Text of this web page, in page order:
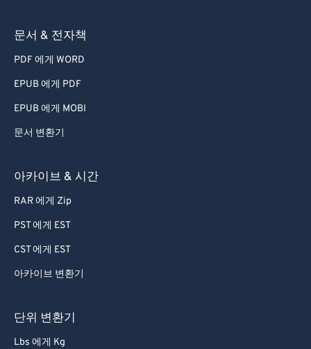
문서 & 전자책
PDF 에게 WORD
EPUB 에게 PDF
EPUB 에게 MOBI
문서 변환기
아카이브 & 시간
RAR 에게 Zip
PST 에게 EST
CST 에게 EST
아카이브 변환기
단위 변환기
Lbs 에게 Kg